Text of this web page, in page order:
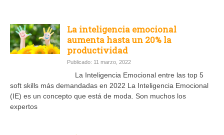
La inteligencia emocional
aumenta hasta un 20% la
productividad
Publicado: 11 marzo, 2022
La Inteligencia Emocional entre las top 5
soft skills más demandadas en 2022 La Inteligencia Emocional
(IE) es un concepto que está de moda. Son muchos los
expertos